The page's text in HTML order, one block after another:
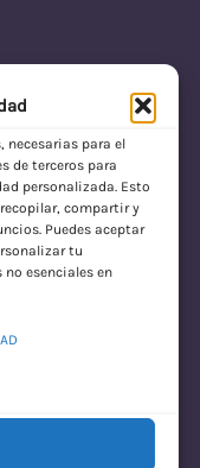
para el
de terceros para
personalizada. Esto
compartir y
Puedes aceptar
tu
esenciales en
con Envío